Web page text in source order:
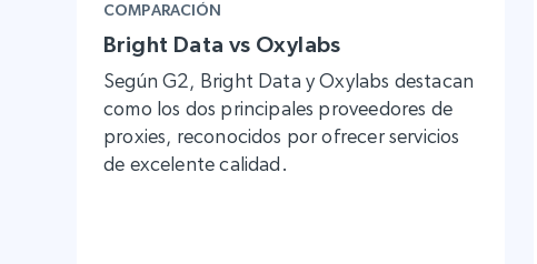
COMPARACIÓN
Bright Data vs Oxylabs
Según G2, Bright Data y Oxylabs destacan
como los dos principales proveedores de
proxies, reconocidos por ofrecer servicios
de excelente calidad.